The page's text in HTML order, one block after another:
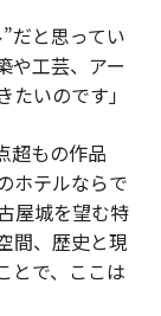
だと思ってい
や工芸、アー
いのです」
超もの作品
ホテルならで
屋城を望む特
間、歴史と現
とで、ここは